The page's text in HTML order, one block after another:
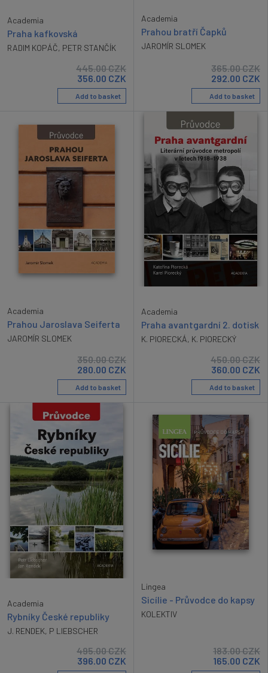
Academia
Praha kafkovská
RADIM KOPÁČ, PETR STANČÍK
445.00CZK
356.00 CZK
Add to basket
Academia
Prahou bratří Čapků
JAROMÍR SLOMEK
365.00CZK
292.00 CZK
Add to basket
Academia
Prahou Jaroslava Seiferta
JAROMÍR SLOMEK
350.00CZK
280.00 CZK
Add to basket
Academia
Praha avantgardní 2. dotisk
K. PIORECKÁ, K. PIORECKÝ
450.00CZK
360.00 CZK
Add to basket
Academia
Rybníky České republiky
J. RENDEK, P LIEBSCHER
495.00CZK
396.00 CZK
Lingea
Sicílie - Průvodce do kapsy
KOLEKTIV
183.00CZK
165.00 CZK